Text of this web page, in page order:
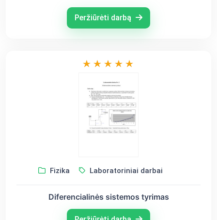
Peržiūrėti darbą
Fizika Laboratoriniai darbai
Diferencialinės sistemos tyrimas